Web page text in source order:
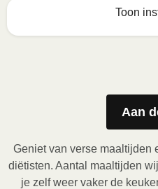
Toon
Zo geniet je er op
Magnetron (800W):
Verwijder de kartonnen
in de folie. Plaats het
verwarm de maaltijd
maaltijd daarna nog 1
verwijderen van de folie.
Aan
Geniet van verse maaltijden
diëtisten. Aantal maaltijden
je zelf weer vaker de